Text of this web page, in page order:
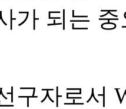
가 되는
구자로서